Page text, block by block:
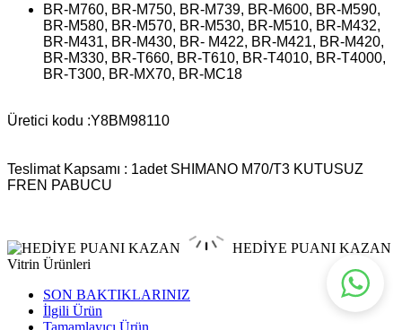
BR-M760, BR-M750, BR-M739, BR-M600, BR-M590,
BR-M580, BR-M570, BR-M530, BR-M510, BR-M432,
BR-M431, BR-M430, BR- M422, BR-M421, BR-M420,
BR-M330, BR-T660, BR-T610, BR-T4010, BR-T4000,
BR-T300, BR-MX70, BR-MC18
Üretici kodu :Y8BM98110
Teslimat Kapsamı : 1adet SHIMANO M70/T3 KUTUSUZ
FREN PABUCU
HEDİYE PUANI KAZAN
Vitrin Ürünleri
SON BAKTIKLARINIZ
İlgili Ürün
Tamamlayıcı Ürün